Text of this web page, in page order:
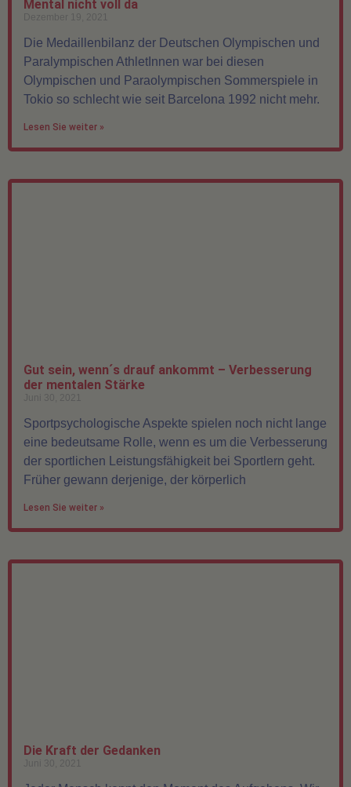
Mental nicht voll da
Dezember 19, 2021
Die Medaillenbilanz der Deutschen Olympischen und
Paralympischen AthletInnen war bei diesen
Olympischen und Paraolympischen Sommerspiele in
Tokio so schlecht wie seit Barcelona 1992 nicht mehr.
Lesen Sie weiter »
Gut sein, wenn´s drauf ankommt – Verbesserung
der mentalen Stärke
Juni 30, 2021
Sportpsychologische Aspekte spielen noch nicht lange
eine bedeutsame Rolle, wenn es um die Verbesserung
der sportlichen Leistungsfähigkeit bei Sportlern geht.
Früher gewann derjenige, der körperlich
Lesen Sie weiter »
Die Kraft der Gedanken
Juni 30, 2021